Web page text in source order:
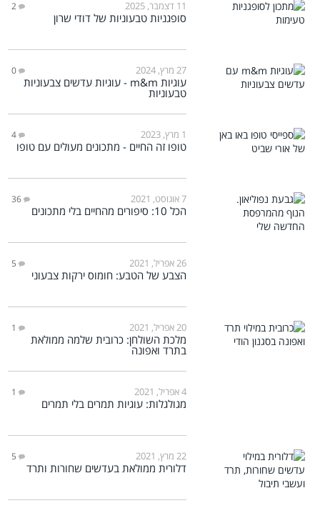
11 דצמבר, 2025 2
סופגניות טבעוניות של דודי שרון
27 מרץ, 2024 0
עוגיות m&m - עוגיות עדשים צבעוניות
טבעוניות
1 מרץ, 2023 4
טופו זה החיים - מתכונים מעולים עם טופו
7 אוגוסט, 2021 36
הכל 10: סיפורים מהחיים בלי מתכונים
26 אפריל, 2021 5
הצבע של הטבע: חומוס ירקות צבעוני
20 אפריל, 2021 1
מלכת השולחן: כרובית שלמה ממולאת
בתרד ואפונה
4 אפריל, 2021 1
מגולגלות: עוגיות תמרים בלי תמרים
22 מרץ, 2021 5
דלורית ממולאת בעדשים שחורות ותרד